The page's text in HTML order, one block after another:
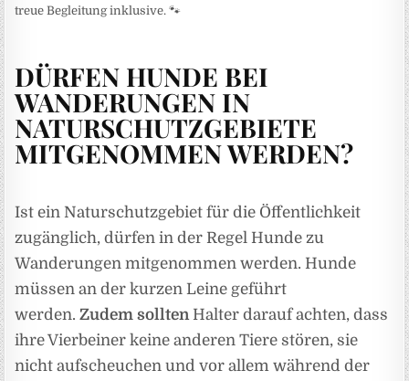
treue Begleitung inklusive. 🐾
DÜRFEN HUNDE BEI
WANDERUNGEN IN
NATURSCHUTZGEBIETE
MITGENOMMEN WERDEN?
Ist ein Naturschutzgebiet für die Öffentlichkeit
zugänglich, dürfen in der Regel Hunde zu
Wanderungen mitgenommen werden. Hunde
müssen an der kurzen Leine geführt
werden.Zudem solltenHalter darauf achten, dass
ihre Vierbeiner keine anderen Tiere stören, sie
nicht aufscheuchen und vor allem während der